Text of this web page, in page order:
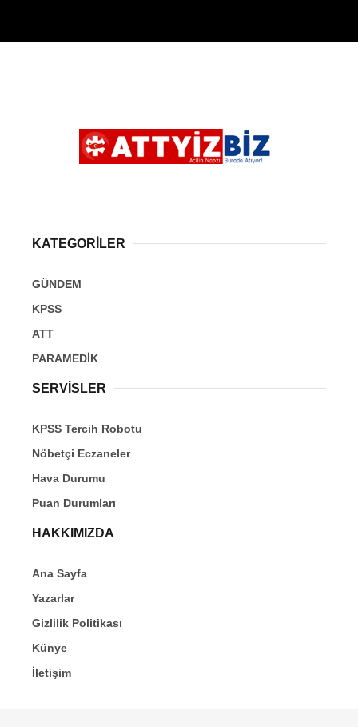
KATEGORİLER
GÜNDEM
KPSS
ATT
PARAMEDİK
SERVİSLER
KPSS Tercih Robotu
Nöbetçi Eczaneler
Hava Durumu
Puan Durumları
HAKKIMIZDA
Ana Sayfa
Yazarlar
Gizlilik Politikası
Künye
İletişim